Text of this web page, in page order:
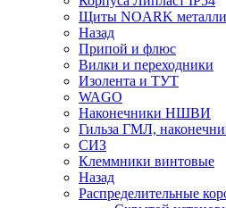
Щиты NOARK
Назад
Припой и флюс
Вилки и переходники
Изолента и ТУТ
WAGO
Наконечники НШВИ
Гильза ГМЛ,
СИЗ
Клеммники винтовые
Назад
Распределительные